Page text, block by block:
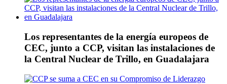
Los representantes de la energía europeos de
CEC, junto a CCP, visitan las instalaciones de
la Central Nuclear de Trillo, en Guadalajara